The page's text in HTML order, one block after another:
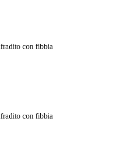
con fibbia
con fibbia